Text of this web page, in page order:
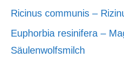
Ricinus communis –
Euphorbia resinifera –
Säulenwolfsmilch